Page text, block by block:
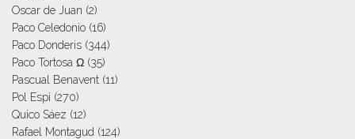
Oscar de Juan (2)
Paco Celedonio (16)
Paco Donderis (344)
Paco Tortosa Ω (35)
Pascual Benavent (11)
Pol Espi (270)
Quico Sáez (12)
Rafael Montagud (124)